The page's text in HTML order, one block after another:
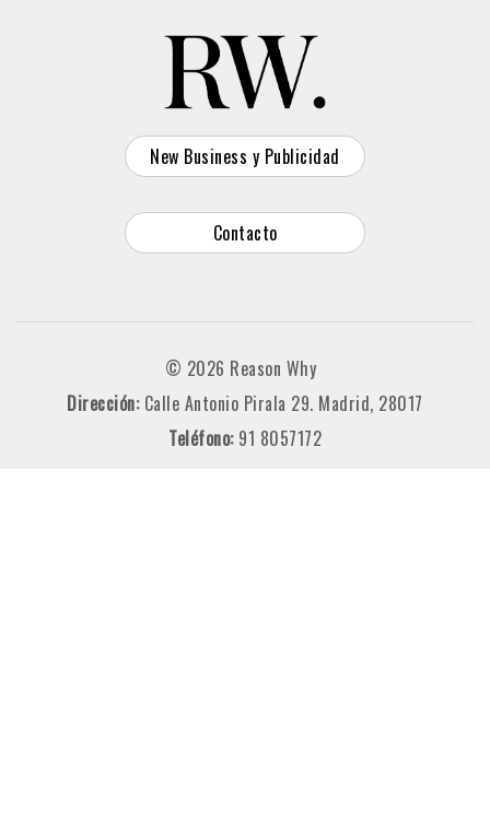
New Business y Publicidad
Contacto
© 2026 Reason Why
Dirección: Calle Antonio Pirala 29. Madrid, 28017
Teléfono: 91 8057172